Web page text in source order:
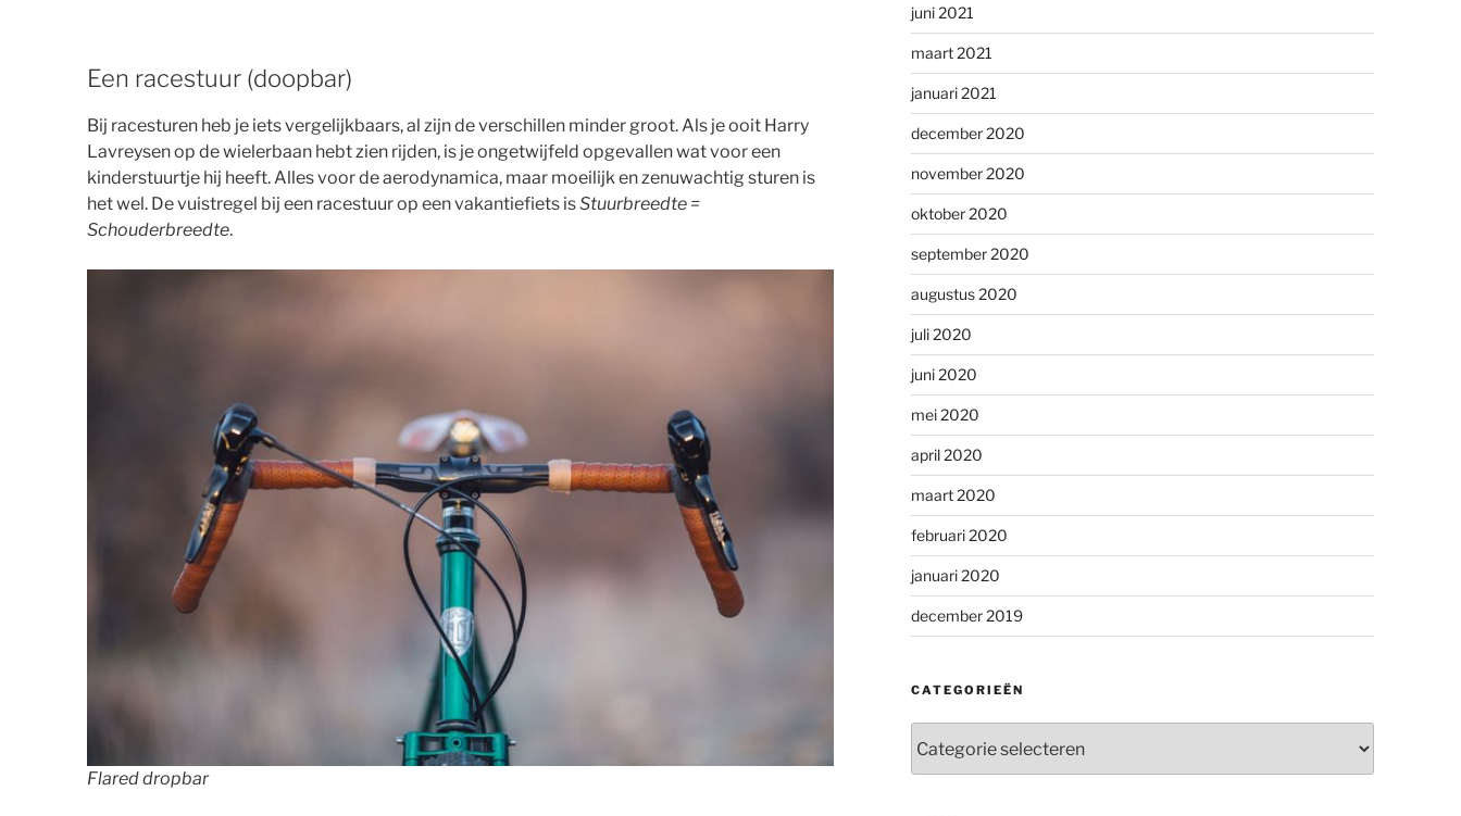
Een racestuur (doopbar)
Bij racesturen heb je iets vergelijkbaars, al zijn de verschillen minder groot. Als je ooit Harry
Lavreysen op de wielerbaan hebt zien rijden, is je ongetwijfeld opgevallen wat voor een
kinderstuurtje hij heeft. Alles voor de aerodynamica, maar moeilijk en zenuwachtig sturen is
het wel. De vuistregel bij een racestuur op een vakantiefiets isStuurbreedte =
Schouderbreedte.
Flared dropbar
juni 2021
maart 2021
januari 2021
december 2020
november 2020
oktober 2020
september 2020
augustus 2020
juli 2020
juni 2020
mei 2020
april 2020
maart 2020
februari 2020
januari 2020
december 2019
CATEGORIEËN